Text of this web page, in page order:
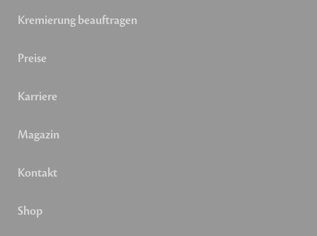
Kremierung beauftragen
Preise
Karriere
Magazin
Kontakt
Shop